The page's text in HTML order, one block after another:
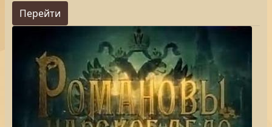
Перейти